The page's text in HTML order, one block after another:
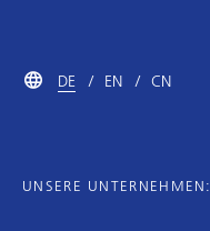
DE EN CN
UNSERE UNTERNEHMEN: